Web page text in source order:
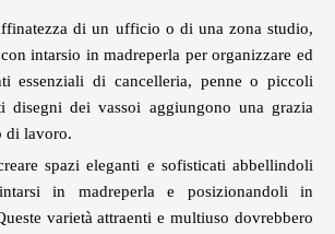
di un ufficio o di una zona studio,
intarsio in madreperla per organizzare ed
essenziali di cancelleria, penne o piccoli
dei vassoi aggiungono una grazia
di lavoro.
spazi eleganti e sofisticati abbellindoli
in madreperla e posizionandoli in
varietà attraenti e multiuso dovrebbero